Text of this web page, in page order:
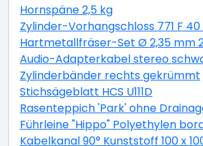
Hornspäne 2,5 kg
Zylinder-Vorhangschloss 771 F 40
Hartmetallfräser-Set Ø 2,35 mm
Audio-Adapterkabel stereo
Zylinderbänder rechts gekrümmt
Stichsägeblatt HCS U111D
Rasenteppich 'Park' ohne
Führleine "Hippo" Polyethylen
Kabelkanal 90° Kunststoff 100 x